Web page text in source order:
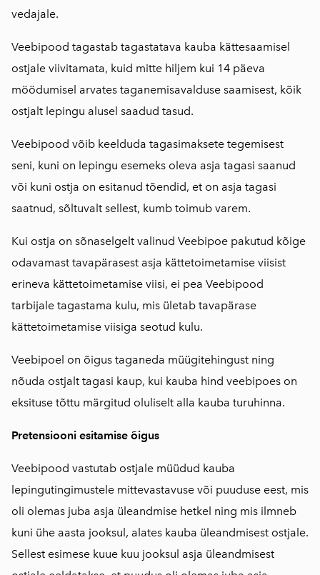
vedajale.
Veebipood tagastab tagastatava kauba kättesaamisel
ostjale viivitamata, kuid mitte hiljem kui 14 päeva
möödumisel arvates taganemisavalduse saamisest, kõik
ostjalt lepingu alusel saadud tasud.
Veebipood võib keelduda tagasimaksete tegemisest
seni, kuni on lepingu esemeks oleva asja tagasi saanud
või kuni ostja on esitanud tõendid, et on asja tagasi
saatnud, sõltuvalt sellest, kumb toimub varem.
Kui ostja on sõnaselgelt valinud Veebipoe pakutud kõige
odavamast tavapärasest asja kättetoimetamise viisist
erineva kättetoimetamise viisi, ei pea Veebipood
tarbijale tagastama kulu, mis ületab tavapärase
kättetoimetamise viisiga seotud kulu.
Veebipoel on õigus taganeda müügitehingust ning
nõuda ostjalt tagasi kaup, kui kauba hind veebipoes on
eksituse tõttu märgitud oluliselt alla kauba turuhinna.
Pretensiooni esitamise õigus
Veebipood vastutab ostjale müüdud kauba
lepingutingimustele mittevastavuse või puuduse eest, mis
oli olemas juba asja üleandmise hetkel ning mis ilmneb
kuni ühe aasta jooksul, alates kauba üleandmisest ostjale.
Sellest esimese kuue kuu jooksul asja üleandmisest